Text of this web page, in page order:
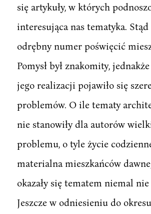
się artykuły, w których
interesująca nas tematyka. Stąd
odrębny numer poświęcić
Pomysł był znakomity,
jego realizacji pojawiło się
problemów. O ile tematy
nie stanowiły dla autorów
problemu, o tyle życie
materialna mieszkańców
okazały się tematem niemal nie
Jeszcze w odniesieniu do okresu